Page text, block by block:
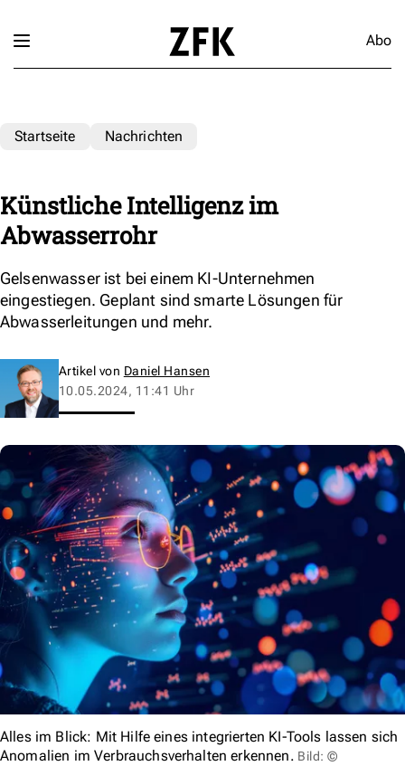
Abo
Startseite Nachrichten
Künstliche Intelligenz im
Abwasserrohr
Gelsenwasser ist bei einem KI-Unternehmen
eingestiegen. Geplant sind smarte Lösungen für
Abwasserleitungen und mehr.
Artikel von Daniel Hansen
10.05.2024, 11:41 Uhr
Alles im Blick: Mit Hilfe eines integrierten KI-Tools lassen sich
Anomalien im Verbrauchsverhalten erkennen. Bild: ©